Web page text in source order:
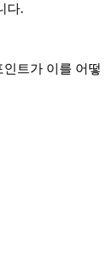
다.
트가 이를 어떻